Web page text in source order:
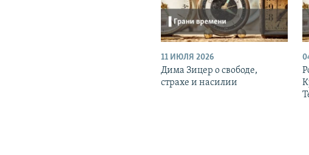
11 ИЮЛЯ 2026
Дима Зицер о свободе,
страхе и насилии